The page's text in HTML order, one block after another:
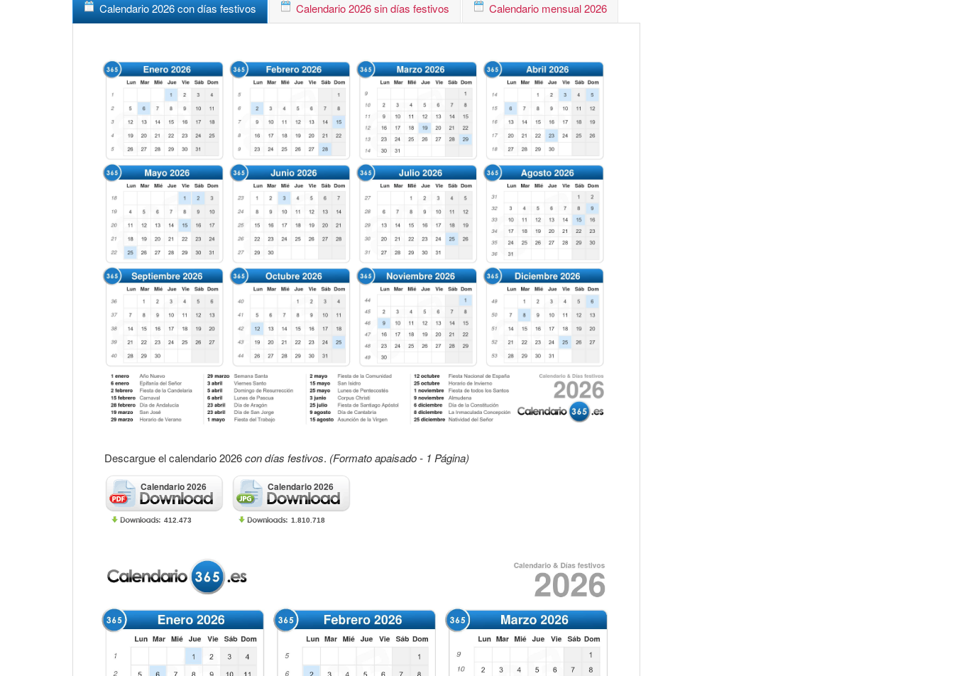
Calendario 2026 con días festivos Calendario 2026 sin días festivos Calendario mensual 2026
Descargue el calendario 2026con días festivos. (Formato apaisado - 1 Página)
Calendario 2026
412.473
Calendario 2026
1.810.718